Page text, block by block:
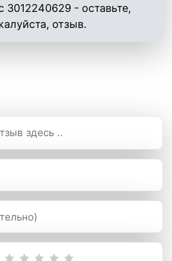
3012240629 - оставьте,
отзыв.